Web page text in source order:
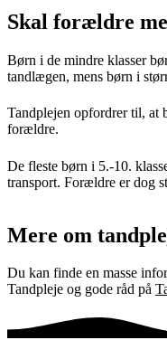
Skal forældre
Børn i de mindre klasser
tandlægen, mens børn i
Tandplejen opfordrer til, at
forældre.
De fleste børn i 5.-10.
transport. Forældre er dog
Mere om
Du kan finde en masse
Tandpleje og gode råd på